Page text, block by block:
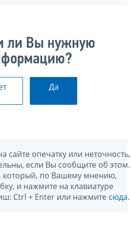
ли Вы нужную
Да
сайте опечатку или неточность,
если Вы сообщите об этом.
который, по Вашему мнению,
и нажмите на клавиатуре
Ctrl + Enter или нажмите сюда.